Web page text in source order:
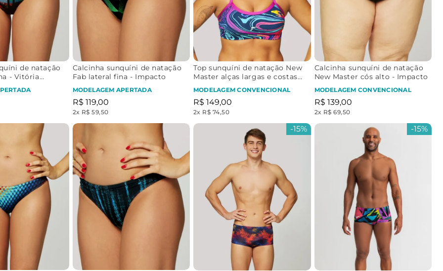
de natação
- Vitória
Calcinha sunquíni de natação
Fab lateral fina - Impacto
MODELAGEM APERTADA
R$ 119,00
2x R$ 59,50
Top sunquíni de natação New
Master alças largas e costas
nadador - Movimento das
Águas | Fúcsia
MODELAGEM CONVENCIONAL
R$ 149,00
2x R$ 74,50
Calcinha sunquíni de natação
New Master cós alto - Impacto
MODELAGEM CONVENCIONAL
R$ 139,00
2x R$ 69,50
-15% -15%